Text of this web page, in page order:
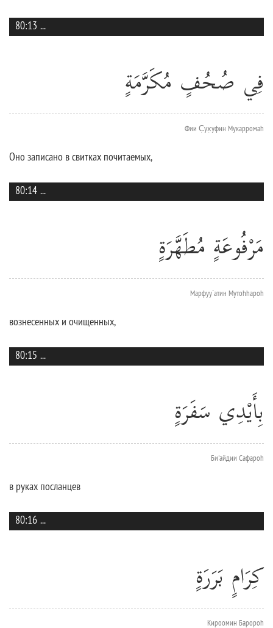
80:13 ...
فِي صُحُفٍ مُكَرَّمَةٍ
Фии С̣ух̣уфин Мукарромаh
Оно записано в свитках почитаемых,
80:14 ...
مَرْفُوعَةٍ مُطَهَّرَةٍ
Марфуу`атин Мутоhhароh
вознесенных и очищенных,
80:15 ...
بِأَيْدِي سَفَرَةٍ
Би'айдии Сафароh
в руках посланцев
80:16 ...
كِرَامٍ بَرَرَةٍ
Кироомин Баророh